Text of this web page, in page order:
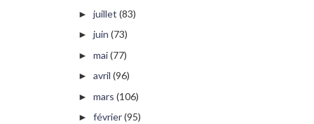
► juillet (83)
► juin (73)
► mai(77)
► avril (96)
► mars (106)
► février(95)